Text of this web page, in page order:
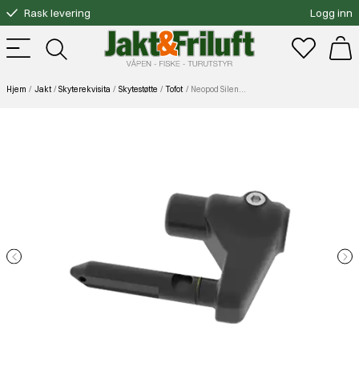
Rask levering
Gratis bytte
Fri frakt over 3000.-
Logg inn
Hjem Jakt Skyterekvisita Skytestøtte Tofot Neopod Silencer Adapter